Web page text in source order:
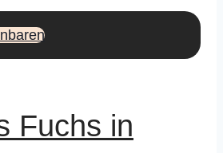
Fuchs in